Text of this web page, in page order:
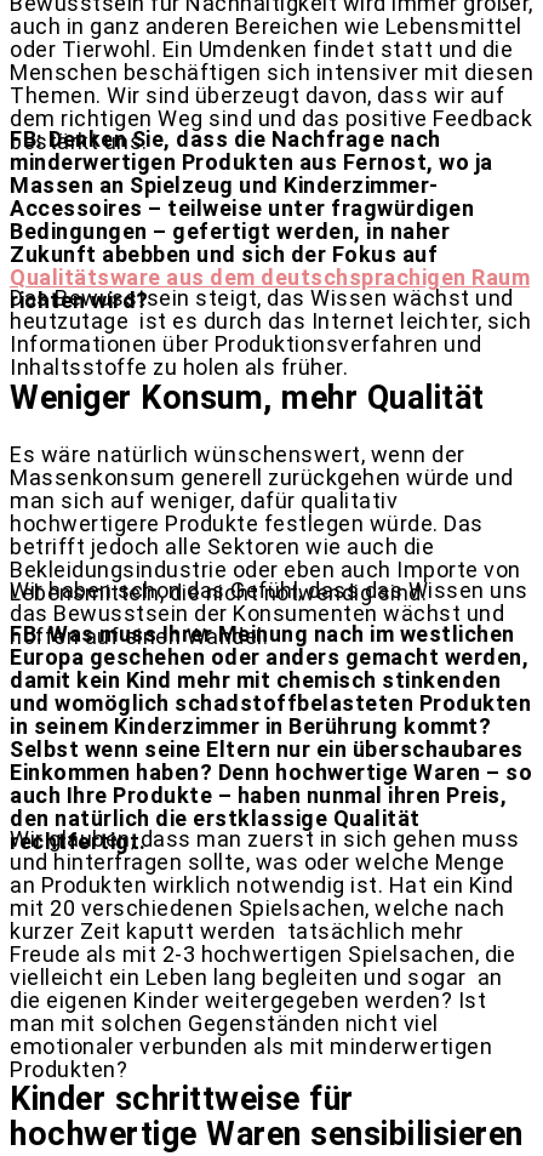
auch in ganz anderen Bereichen wie Lebensmittel
oder Tierwohl. Ein Umdenken findet statt und die
Menschen beschäftigen sich intensiver mit diesen
Themen. Wir sind überzeugt davon, dass wir auf
dem richtigen Weg sind und das positive Feedback
bestärkt uns.
FB: Denken Sie, dass die Nachfrage nach
minderwertigen Produkten aus Fernost, wo ja
Massen an Spielzeug und Kinderzimmer-
Accessoires – teilweise unter fragwürdigen
Bedingungen – gefertigt werden, in naher
Zukunft abebben und sich der Fokus auf
Qualitätsware aus dem deutschsprachigen Raum
richten wird?
Das Bewusstsein steigt, das Wissen wächst und
heutzutage ist es durch das Internet leichter, sich
Informationen über Produktionsverfahren und
Inhaltsstoffe zu holen als früher.
Weniger Konsum, mehr Qualität
Es wäre natürlich wünschenswert, wenn der
Massenkonsum generell zurückgehen würde und
man sich auf weniger, dafür qualitativ
hochwertigere Produkte festlegen würde. Das
betrifft jedoch alle Sektoren wie auch die
Bekleidungsindustrie oder eben auch Importe von
Lebensmitteln, die nicht notwendig sind.
Wir haben schon das Gefühl, dass das Wissen uns
das Bewusstsein der Konsumenten wächst und
hoffen auf einen Wandel.
FB: Was muss Ihrer Meinung nach im westlichen
Europa geschehen oder anders gemacht werden,
damit kein Kind mehr mit chemisch stinkenden
und womöglich schadstoffbelasteten Produkten
in seinem Kinderzimmer in Berührung kommt?
Selbst wenn seine Eltern nur ein überschaubares
Einkommen haben? Denn hochwertige Waren – so
auch Ihre Produkte – haben nunmal ihren Preis,
den natürlich die erstklassige Qualität
rechtfertigt.
Wir glauben, dass man zuerst in sich gehen muss
und hinterfragen sollte, was oder welche Menge
an Produkten wirklich notwendig ist. Hat ein Kind
mit 20 verschiedenen Spielsachen, welche nach
kurzer Zeit kaputt werden tatsächlich mehr
Freude als mit 2-3 hochwertigen Spielsachen, die
vielleicht ein Leben lang begleiten und sogar an
die eigenen Kinder weitergegeben werden? Ist
man mit solchen Gegenständen nicht viel
emotionaler verbunden als mit minderwertigen
Produkten?
Kinder schrittweise für
hochwertige Waren sensibilisieren